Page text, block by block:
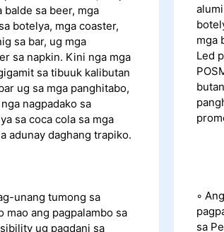
balde sa beer, mga
botelya, mga coaster,
sa bar, ug mga
sa napkin. Kini nga mga
sa tibuuk kalibutan
ug sa mga panghitabo,
nagpadako sa
sa coca cola sa mga
adunay daghang trapiko.
unang tumong sa
mao ang pagpalambo sa
ug pagdani sa
mga
Led
◦
sa